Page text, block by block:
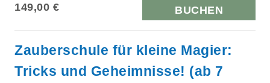
149,00 € BUCHEN
Zauberschule für kleine Magier:
Tricks und Geheimnisse! (ab 7